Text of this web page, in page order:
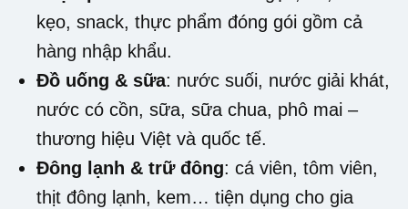
kẹo, snack, thực phẩm đóng gói gồm cả
hàng nhập khẩu.
Đồ uống & sữa: nước suối, nước giải khát,
nước có cồn, sữa, sữa chua, phô mai –
thương hiệu Việt và quốc tế.
Đông lạnh & trữ đông: cá viên, tôm viên,
thịt đông lạnh, kem… tiện dụng cho gia